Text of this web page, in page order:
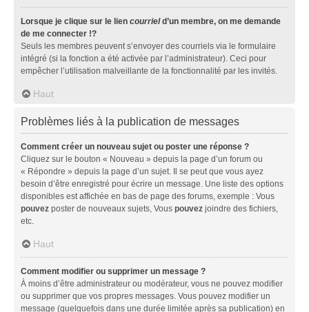
Lorsque je clique sur le lien courrield’un membre, on me demande
de me connecter !?
Seuls les membres peuvent s’envoyer des courriels via le formulaire
intégré (si la fonction a été activée par l’administrateur). Ceci pour
empêcher l’utilisation malveillante de la fonctionnalité par les invités.
Haut
Problèmes liés à la publication de messages
Comment créer un nouveau sujet ou poster une réponse ?
Cliquez sur le bouton « Nouveau » depuis la page d’un forum ou
« Répondre » depuis la page d’un sujet. Il se peut que vous ayez
besoin d’être enregistré pour écrire un message. Une liste des options
disponibles est affichée en bas de page des forums, exemple : Vous
pouvez poster de nouveaux sujets, Vous pouvez joindre des fichiers,
etc.
Haut
Comment modifier ou supprimer un message ?
À moins d’être administrateur ou modérateur, vous ne pouvez modifier
ou supprimer que vos propres messages. Vous pouvez modifier un
message (quelquefois dans une durée limitée après sa publication) en